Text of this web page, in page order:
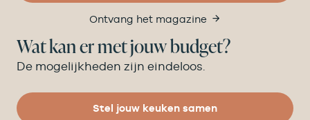
Ontvang het magazine
Wat kan er met jouw budget?
De mogelijkheden zijn eindeloos.
Stel jouw keuken samen